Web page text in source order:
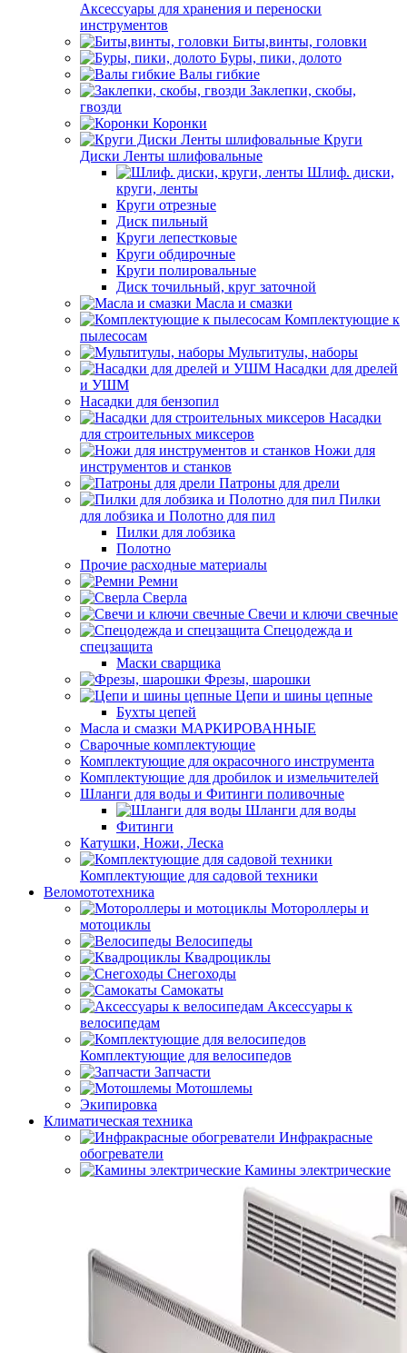
Аксессуары для хранения и переноски
инструментов
Биты,винты, головки
Буры, пики, долото
Валы гибкие
Заклепки, скобы,
гвозди
Коронки
Круги
Диски Ленты шлифовальные
Шлиф. диски,
круги, ленты
Круги отрезные
Диск пильный
Круги лепестковые
Круги обдирочные
Круги полировальные
Диск точильный, круг заточной
Масла и смазки
Комплектующие к
пылесосам
Мультитулы, наборы
Насадки для дрелей
и УШМ
Насадки для бензопил
Насадки
для строительных миксеров
Ножи для
инструментов и станков
Патроны для дрели
Пилки
для лобзика и Полотно для пил
Пилки для лобзика
Полотно
Прочие расходные материалы
Ремни
Сверла
Свечи и ключи свечные
Спецодежда и
спецзащита
Маски сварщика
Фрезы, шарошки
Цепи и шины цепные
Бухты цепей
Масла и смазки МАРКИРОВАННЫЕ
Сварочные комплектующие
Комплектующие для окрасочного инструмента
Комплектующие для дробилок и измельчителей
Шланги для воды и Фитинги поливочные
Шланги для воды
Фитинги
Катушки, Ножи, Леска
Комплектующие для садовой техники
Веломототехника
Мотороллеры и
мотоциклы
Велосипеды
Квадроциклы
Снегоходы
Самокаты
Аксессуары к
велосипедам
Комплектующие для велосипедов
Запчасти
Мотошлемы
Экипировка
Климатическая техника
Инфракрасные
обогреватели
Камины электрические